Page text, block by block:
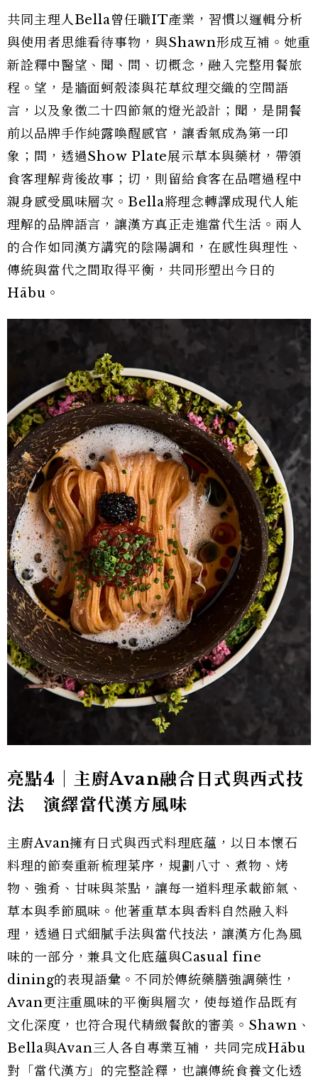
共同主理人Bella曾任職IT產業，習慣以邏輯分析
與使用者思維看待事物，與Shawn形成互補。她重
新詮釋中醫望、聞、問、切概念，融入完整用餐旅
程。望，是牆面蚵殼漆與花草紋理交織的空間語
言，以及象徵二十四節氣的燈光設計；聞，是開餐
前以品牌手作純露喚醒感官，讓香氣成為第一印
象；問，透過Show Plate展示草本與藥材，帶領
食客理解背後故事；切，則留給食客在品嚐過程中
親身感受風味層次。Bella將理念轉譯成現代人能
理解的品牌語言，讓漢方真正走進當代生活。兩人
的合作如同漢方講究的陰陽調和，在感性與理性、
傳統與當代之間取得平衡，共同形塑出今日的
Hābu。
亮點4｜主廚Avan融合日式與西式技
法 演繹當代漢方風味
主廚Avan擁有日式與西式料理底蘊，以日本懷石
料理的節奏重新梳理菜序，規劃八寸、煮物、烤
物、強肴、甘味與茶點，讓每一道料理承載節氣、
草本與季節風味。他著重草本與香料自然融入料
理，透過日式細膩手法與當代技法，讓漢方化為風
味的一部分，兼具文化底蘊與Casual fine
dining的表現語彙。不同於傳統藥膳強調藥性，
Avan更注重風味的平衡與層次，使每道作品既有
文化深度，也符合現代精緻餐飲的審美。Shawn、
Bella與Avan三人各自專業互補，共同完成Hābu
對「當代漢方」的完整詮釋，也讓傳統食養文化透